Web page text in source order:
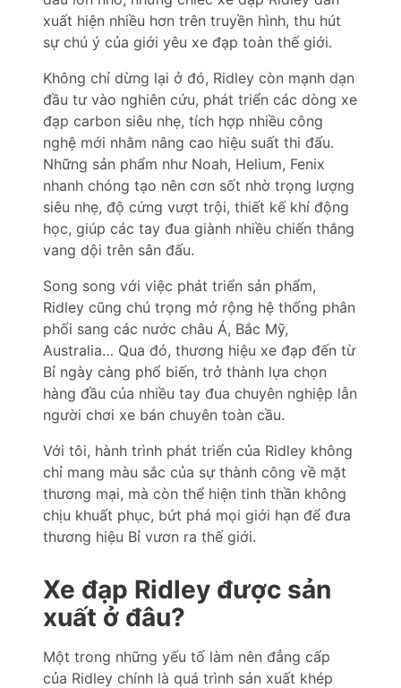
xuất hiện nhiều hơn trên truyền hình, thu hút
sự chú ý của giới yêu xe đạp toàn thế giới.
Không chỉ dừng lại ở đó, Ridley còn mạnh dạn
đầu tư vào nghiên cứu, phát triển các dòng xe
đạp carbon siêu nhẹ, tích hợp nhiều công
nghệ mới nhằm nâng cao hiệu suất thi đấu.
Những sản phẩm như Noah, Helium, Fenix
nhanh chóng tạo nên cơn sốt nhờ trọng lượng
siêu nhẹ, độ cứng vượt trội, thiết kế khí động
học, giúp các tay đua giành nhiều chiến thắng
vang dội trên sân đấu.
Song song với việc phát triển sản phẩm,
Ridley cũng chú trọng mở rộng hệ thống phân
phối sang các nước châu Á, Bắc Mỹ,
Australia… Qua đó, thương hiệu xe đạp đến từ
Bỉ ngày càng phổ biến, trở thành lựa chọn
hàng đầu của nhiều tay đua chuyên nghiệp lẫn
người chơi xe bán chuyên toàn cầu.
Với tôi, hành trình phát triển của Ridley không
chỉ mang màu sắc của sự thành công về mặt
thương mại, mà còn thể hiện tinh thần không
chịu khuất phục, bứt phá mọi giới hạn để đưa
thương hiệu Bỉ vươn ra thế giới.
Xe đạp Ridley được sản
xuất ở đâu?
Một trong những yếu tố làm nên đẳng cấp
của Ridley chính là quá trình sản xuất khép